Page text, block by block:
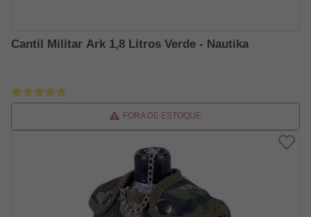
Cantil Militar Ark 1,8 Litros Verde - Nautika
FORA DE ESTOQUE